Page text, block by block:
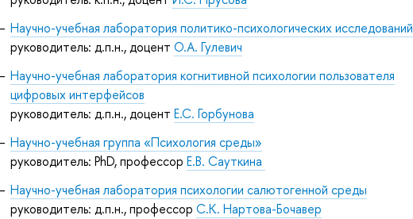
Научно-учебная лаборатория политико-психологических исследований
руководитель: д.п.н., доцентО.А. Гулевич
Научно-учебная лаборатория когнитивной психологии пользователя
цифровых интерфейсов
руководитель: д.п.н., доцентЕ.С. Горбунова
Научно-учебная группа «Психология среды»
руководитель: PhD, профессорЕ.В. Сауткина
Научно-учебная лаборатория психологии салютогенной среды
руководитель: д.п.н., профессорС.К. Нартова-Бочавер